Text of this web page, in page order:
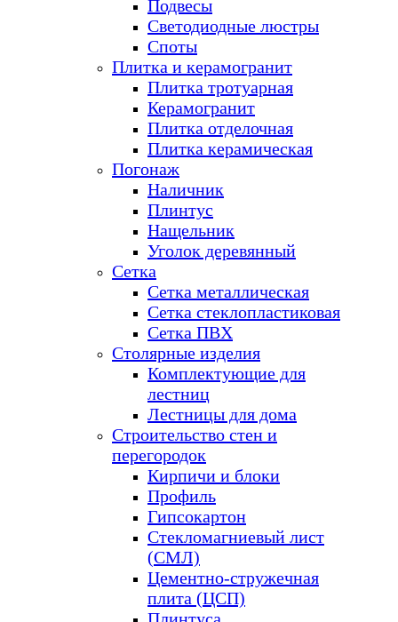
Подвесы
Светодиодные люстры
Споты
Плитка и керамогранит
Плитка тротуарная
Керамогранит
Плитка отделочная
Плитка керамическая
Погонаж
Наличник
Плинтус
Нащельник
Уголок деревянный
Сетка
Сетка металлическая
Сетка стеклопластиковая
Сетка ПВХ
Столярные изделия
Комплектующие для
лестниц
Лестницы для дома
Строительство стен и
перегородок
Кирпичи и блоки
Профиль
Гипсокартон
Стекломагниевый лист
(СМЛ)
Цементно-стружечная
плита (ЦСП)